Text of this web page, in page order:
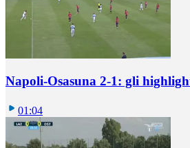
Napoli-Osasuna 2-1: gli
01:04